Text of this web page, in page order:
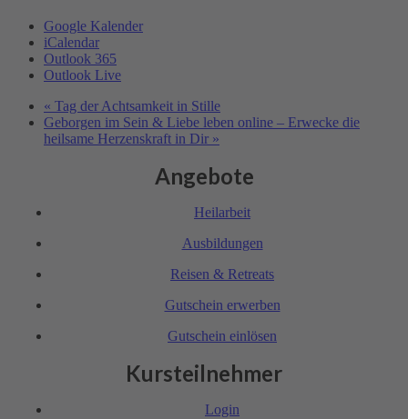
Google Kalender
iCalendar
Outlook 365
Outlook Live
« Tag der Achtsamkeit in Stille
Geborgen im Sein & Liebe leben online – Erwecke die
heilsame Herzens­kraft in Dir »
Angebote
Heil­arbeit
Ausbil­dungen
Reisen & Retreats
Gutschein erwerben
Gutschein einlösen
Kursteilnehmer
Login